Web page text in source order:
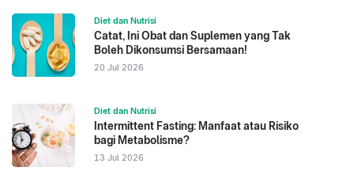
Diet dan Nutrisi
Catat, Ini Obat dan Suplemen yang Tak
Boleh Dikonsumsi Bersamaan!
20 Jul 2026
Diet dan Nutrisi
Intermittent Fasting: Manfaat atau Risiko
bagi Metabolisme?
13 Jul 2026